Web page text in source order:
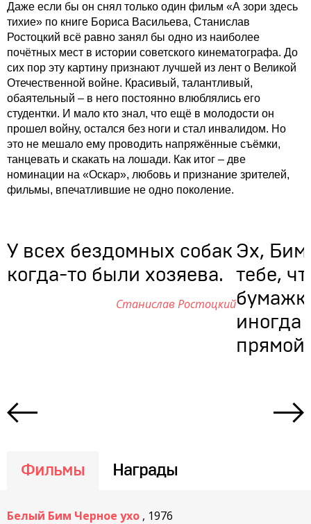
Даже если бы он снял только один фильм «А зори здесь
тихие» по книге Бориса Васильева, Станислав
Ростоцкий всё равно занял бы одно из наиболее
почётных мест в истории советского кинематографа. До
сих пор эту картину признают лучшей из лент о Великой
Отечественной войне. Красивый, талантливый,
обаятельный – в него постоянно влюблялись его
студентки. И мало кто знал, что ещё в молодости он
прошел войну, остался без ноги и стал инвалидом. Но
это не мешало ему проводить напряжённые съёмки,
танцевать и скакать на лошади. Как итог – две
номинации на «Оскар», любовь и признание зрителей,
фильмы, впечатлившие не одно поколение.
У всех бездомных собак
когда-то были хозяева.
Станислав Ростоцкий
Эх,
тебе,
иногда
прямой
Фильмы Награды
Белый Бим Черное ухо , 1976